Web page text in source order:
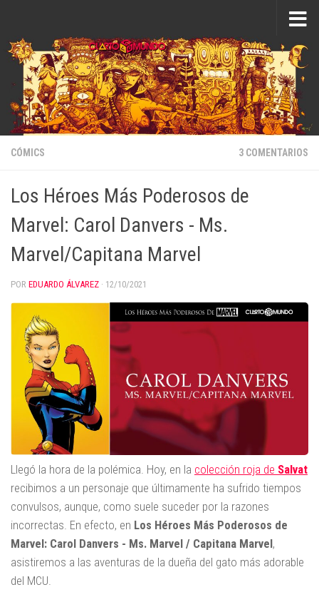
CÓMICS 3 COMENTARIOS
Los Héroes Más Poderosos de
Marvel: Carol Danvers - Ms.
Marvel/Capitana Marvel
POR EDUARDO ÁLVAREZ · 12/10/2021
Llegó la hora de la polémica. Hoy, en la colección roja de Salvat
recibimos a un personaje que últimamente ha sufrido tiempos
convulsos, aunque, como suele suceder por la razones
incorrectas. En efecto, en Los Héroes Más Poderosos de
Marvel: Carol Danvers - Ms. Marvel / Capitana Marvel,
asistiremos a las aventuras de la dueña del gato más adorable
del MCU.